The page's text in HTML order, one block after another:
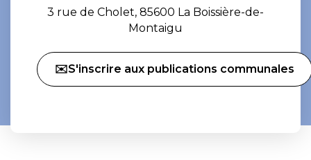
3 rue de Cholet, 85600 La Boissière-de-
Montaigu
✉️S'inscrire aux publications communales